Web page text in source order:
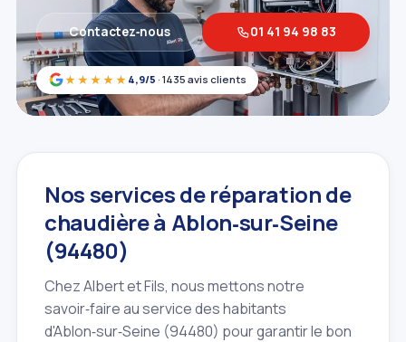
★★★★★ 4,9/5 · 1435 avis clients
Contactez‑nous 01 41 94 98 83
Nos services de réparation de
chaudière à Ablon‑sur‑Seine
(94480)
Chez Albert et Fils, nous mettons notre
savoir‑faire au service des habitants
d'Ablon‑sur‑Seine (94480) pour garantir le bon